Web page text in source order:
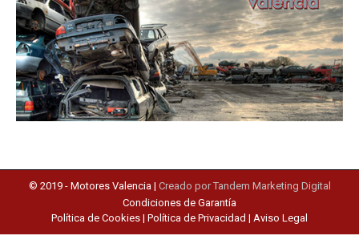
© 2019 - Motores Valencia| Creado por Tandem Marketing Digital
Condiciones de Garantía
Política de Cookies | Política de Privacidad | Aviso Legal